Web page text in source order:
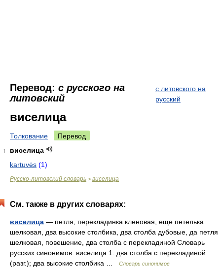
Перевод: с русского на
литовский
с литовского на
русский
виселица
Толкование Перевод
1
виселица
kartuvės (1)
Русско-литовский словарь > виселица
См. также в других словарях:
виселица — петля, перекладинка кленовая, еще петелька
шелковая, два высокие столбика, два столба дубовые, да петля
шелковая, повешение, два столба с перекладиной Словарь
русских синонимов. виселица 1. два столба с перекладиной
(разг.); два высокие столбика …
Словарь синонимов